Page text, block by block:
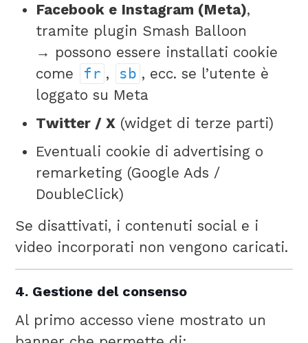
Facebook e Instagram (Meta),
tramite plugin Smash Balloon
→ possono essere installati cookie
come
fr , sb , ecc. se l’utente è
loggato su Meta
Twitter / X (widget di terze parti)
Eventuali cookie di advertising o
remarketing (Google Ads /
DoubleClick)
Se disattivati, i contenuti social e i
video incorporati non vengono caricati.
4. Gestione del consenso
Al primo accesso viene mostrato un